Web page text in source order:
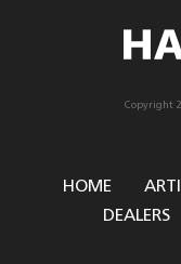
Copyright
HOME
DEALERS